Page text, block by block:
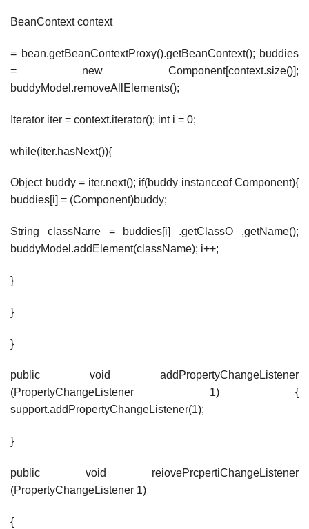
BeanContext context
= bean.getBeanContextProxy().getBeanContext(); buddies
= new Component[context.size()];
buddyModel.removeAllElements();
Iterator iter = context.iterator(); int i = 0;
while(iter.hasNext()){
Object buddy = iter.next(); if(buddy instanceof Component){
buddies[i] = (Component)buddy;
String classNarre = buddies[i] .getClassO ,getName();
buddyModel.addElement(className); i++;
}
}
}
public void addPropertyChangeListener
(PropertyChangeListener 1) {
support.addPropertyChangeListener(1);
}
public void reiovePrcpertiChangeListener
(PropertyChangeListener 1)
{